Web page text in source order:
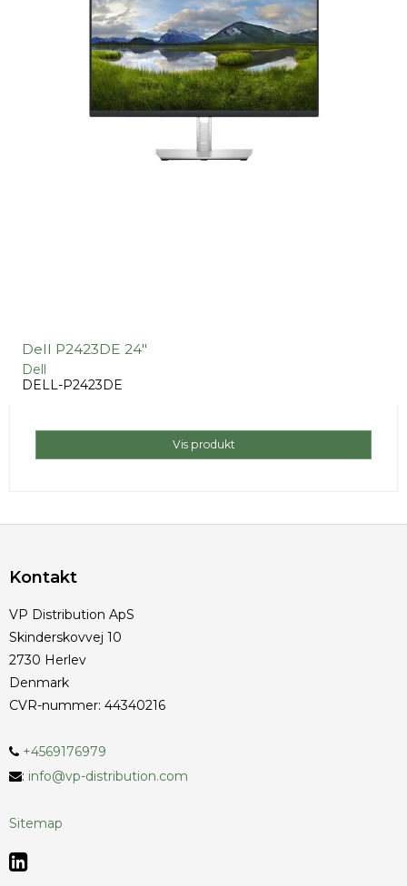
Dell P2423DE 24"
Dell
DELL-P2423DE
Vis produkt
Kontakt
VP Distribution ApS
Skinderskovvej 10
2730 Herlev
Denmark
CVR-nummer: 44340216
+4569176979
: info@vp-distribution.com
Sitemap